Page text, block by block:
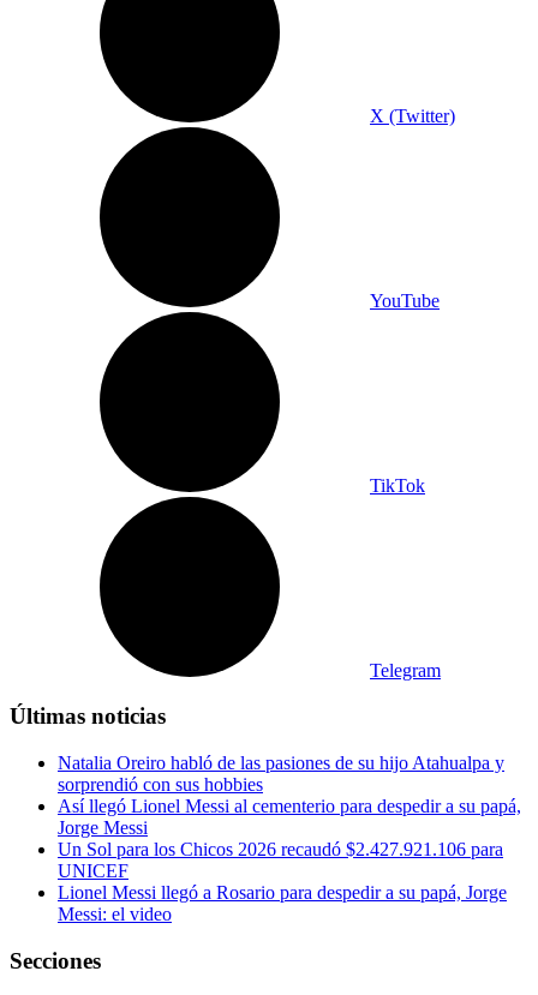
X (Twitter)
YouTube
TikTok
Telegram
Últimas noticias
Natalia Oreiro habló de las pasiones de su hijo Atahualpa y
sorprendió con sus hobbies
Así llegó Lionel Messi al cementerio para despedir a su papá,
Jorge Messi
Un Sol para los Chicos 2026 recaudó $2.427.921.106 para
UNICEF
Lionel Messi llegó a Rosario para despedir a su papá, Jorge
Messi: el video
Secciones